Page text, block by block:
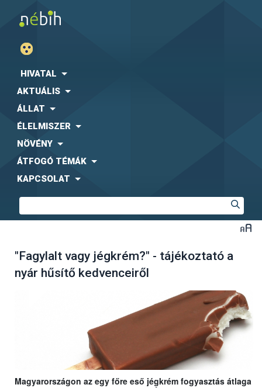
HIVATAL
AKTUÁLIS
ÁLLAT
ÉLELMISZER
NÖVÉNY
ÁTFOGÓ TÉMÁK
KAPCSOLAT
"Fagylalt vagy jégkrém?" - tájékoztató a
nyár hűsítő kedvenceiről
Magyarországon az egy főre eső jégkrém fogyasztás átlaga